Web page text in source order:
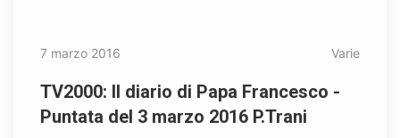
7 marzo 2016 Varie
TV2000: Il diario di Papa Francesco -
Puntata del 3 marzo 2016 P.Trani